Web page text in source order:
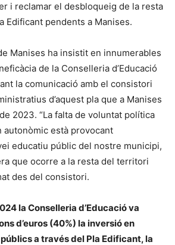
i reclamar el desbloqueig de la resta
Edificant pendents a Manises.
Manises ha insistit en innumerables
de la Conselleria d’Educació
la comunicació amb el consistori
d’aquest pla que a Manises
2023. “La falta de voluntat política
està provocant
educatiu públic del nostre municipi,
que ocorre a la resta del territori
des del consistori.
la Conselleria d’Educació va
d’euros (40%) la inversió en
a través del Pla Edificant, la